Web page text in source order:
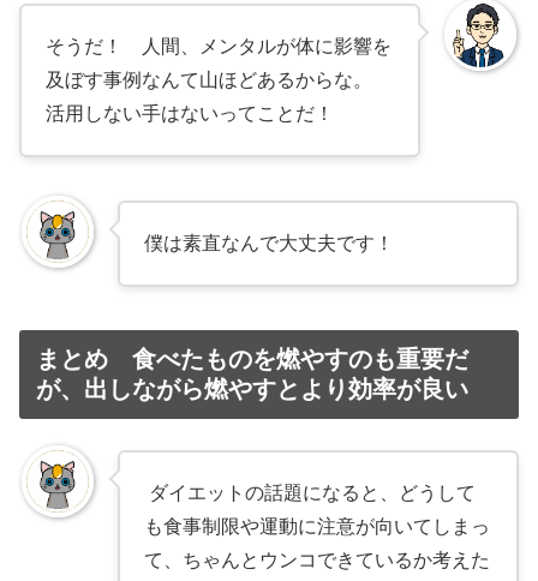
そうだ！ 人間、メンタルが体に影響を
及ぼす事例なんて山ほどあるからな。
活用しない手はないってことだ！
僕は素直なんで大丈夫です！
まとめ 食べたものを燃やすのも重要だ
が、出しながら燃やすとより効率が良い
ダイエットの話題になると、どうして
も食事制限や運動に注意が向いてしまっ
て、ちゃんとウンコできているか考えた